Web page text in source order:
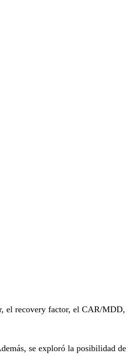
el recovery factor, el CAR/MDD,
se exploró la posibilidad de